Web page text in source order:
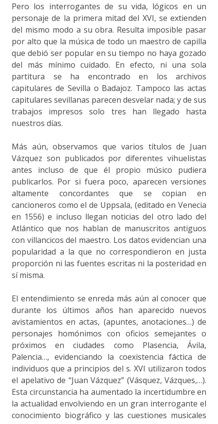
Pero los interrogantes de su vida, lógicos en un
personaje de la primera mitad del XVI, se extienden
del mismo modo a su obra. Resulta imposible pasar
por alto que la música de todo un maestro de capilla
que debió ser popular en su tiempo no haya gozado
del más mínimo cuidado. En efecto, ni una sola
partitura se ha encontrado en los archivos
capitulares de Sevilla o Badajoz. Tampoco las actas
capitulares sevillanas parecen desvelar nada; y de sus
trabajos impresos solo tres han llegado hasta
nuestros días.
Más aún, observamos que varios títulos de Juan
Vázquez son publicados por diferentes vihuelistas
antes incluso de que él propio músico pudiera
publicarlos. Por si fuera poco, aparecen versiones
altamente concordantes que se copian en
cancioneros como el de Uppsala, (editado en Venecia
en 1556) e incluso llegan noticias del otro lado del
Atlántico que nos hablan de manuscritos antiguos
con villancicos del maestro. Los datos evidencian una
popularidad a la que no correspondieron en justa
proporción ni las fuentes escritas ni la posteridad en
sí misma.
El entendimiento se enreda más aún al conocer que
durante los últimos años han aparecido nuevos
avistamientos en actas, (apuntes, anotaciones…) de
personajes homónimos con oficios semejantes o
próximos en ciudades como Plasencia, Ávila,
Palencia…, evidenciando la coexistencia fáctica de
individuos que a principios del s. XVI utilizaron todos
el apelativo de “Juan Vázquez” (Vásquez, Vázques,…).
Esta circunstancia ha aumentado la incertidumbre en
la actualidad envolviendo en un gran interrogante el
conocimiento biográfico y las cuestiones musicales